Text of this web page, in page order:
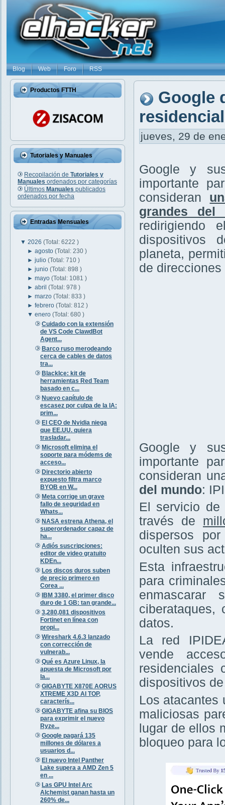
Blog Web Foro RSS
Productos FTTH
Tutoriales y Manuales
Recopilación de Tutoriales y
Manuales ordenados por categorías
Últimos Manuales publicados
ordenados por fecha
Entradas Mensuales
▼ 2026 (Total: 6222 )
►agosto(Total: 230 )
►julio(Total: 710 )
►junio(Total: 898 )
►mayo(Total: 1081 )
►abril(Total: 978 )
►marzo(Total: 833 )
►febrero(Total: 812 )
▼enero(Total: 680 )
Cuidado con la extensión
de VS Code ClawdBot
Agent...
Barco ruso merodeando
cerca de cables de datos
tra...
BlackIce: kit de
herramientas Red Team
basado en c...
Nuevo capítulo de
escasez por culpa de la IA:
prim...
El CEO de Nvidia niega
que EE.UU. quiera
trasladar...
Microsoft elimina el
soporte para módems de
acceso...
Directorio abierto
expuesto filtra marco
BYOB en W...
Meta corrige un grave
fallo de seguridad en
Whats...
NASA estrena Athena, el
superordenador capaz de
ha...
Adiós suscripciones:
editor de video gratuito
KDEn...
Los discos duros suben
de precio primero en
Corea ...
IBM 3380, el primer disco
duro de 1 GB: tan grande...
3,280,081 dispositivos
Fortinet en línea con
propi...
Wireshark 4.6.3 lanzado
con corrección de
vulnerab...
Qué es Azure Linux, la
apuesta de Microsoft por
la...
GIGABYTE X870E AORUS
XTREME X3D AI TOP,
caracterís...
GIGABYTE afina su BIOS
para exprimir el nuevo
Ryze...
Google pagará 135
millones de dólares a
usuarios d...
El nuevo Intel Panther
Lake supera a AMD Zen 5
en ...
Las GPU Intel Arc
Alchemist ganan hasta un
260% de...
Google
jueves, 29 de
Google y
importante
consideran
grandes del
redirigiendo
dispositivos
planeta,
de
Google y
importante
consideran
del mundo:
El servicio de
través de
dispersos
oculten sus
Esta
para
enmascarar
ciberataques,
datos.
La red
vende
residenciales
dispositivos
Los atacantes
maliciosas
lugar de ellos
bloqueo para